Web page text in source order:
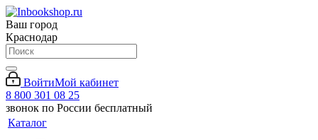
Ваш город
Краснодар
ВойтиМой кабинет
8 800 301 08 25
звонок по России бесплатный
Каталог